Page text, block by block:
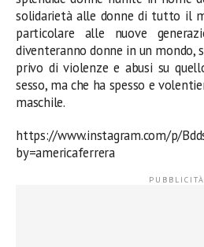
solidarietà alle donne di tutto il
particolare alle nuove
diventeranno donne in un mondo,
privo di violenze e abusi su
sesso, ma che ha spesso e
maschile.
https://www.instagram.com/p/
by=americaferrera